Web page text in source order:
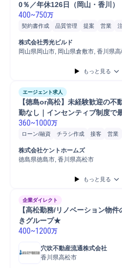
0％／年休126日（岡山・香川）
400~750万
契約書作成 品質管理 提案 営業
株式会社秀光ビルド
岡山県岡山市, 岡山県倉敷市, 香川県
もっと見る
エージェント求人
【徳島or高松】未経験歓迎の不
勤なし｜インセンティブ制度で
360~1000万
ローン/融資 チラシ作成 接客 営業
物件取扱
販売
株式会社ケントホームズ
徳島県徳島市, 香川県高松市
もっと見る
企業ダイレクト
【高松勤務/リノベーション物
きグループ★
400~1200万
穴吹不動産流通株式会社
香川県高松市